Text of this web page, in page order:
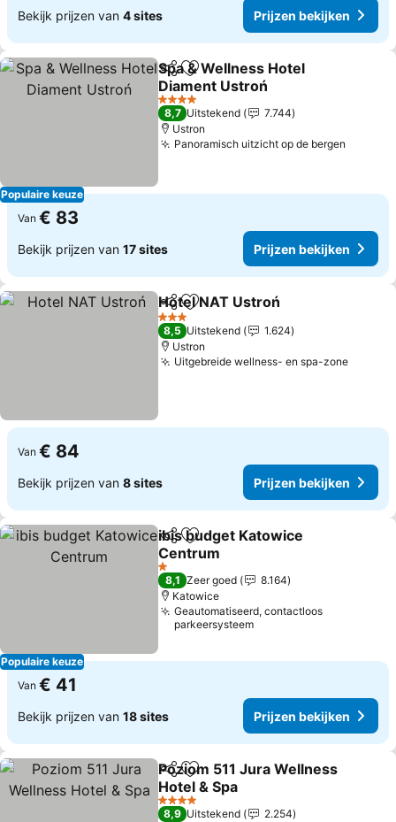
Bekijk prijzen van 4 sites Prijzen bekijken
Populaire keuze
DelenToevoegen aan favorieten
Spa & Wellness Hotel
Diament Ustroń
Prijzen bekijken
4 Sterren
8,7 Uitstekend
7.744
Ustron
Panoramisch uitzicht op de bergen
Van € 83
Bekijk prijzen van 17 sites Prijzen bekijken
DelenToevoegen aan favorieten
Hotel NAT Ustroń
3 Sterren
8,5 Uitstekend
1.624
Ustron
Uitgebreide wellness- en spa-zone
Van € 84
Bekijk prijzen van 8 sites Prijzen bekijken
Populaire keuze
DelenToevoegen aan favorieten
ibis budget Katowice
Centrum
Prijzen bekijken
1 Sterren
8,1 Zeer goed
8.164
Katowice
Geautomatiseerd, contactloos
parkeersysteem
Van € 41
Bekijk prijzen van 18 sites Prijzen bekijken
DelenToevoegen aan favorieten
Poziom 511 Jura Wellness
Hotel & Spa
Prijzen bekijken
4 Sterren
8,9 Uitstekend 2.254